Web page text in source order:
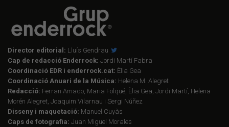
Director editorial: Lluís Gendrau
Cap de redacció Enderrock: Jordi Martí Fabra
Coordinació EDR i enderrock.cat: Èlia Gea
Coordinació Anuari de la Música: Helena M. Alegret
Redacció: Ferran Amado, Maria Folqué, Èlia Gea, Jordi Martí, Helena
Morén Alegret, Joaquim Vilarnau i Sergi Núñez
Disseny i maquetació: Manuel Cuyàs
Caps de fotografia: Juan Miguel Morales